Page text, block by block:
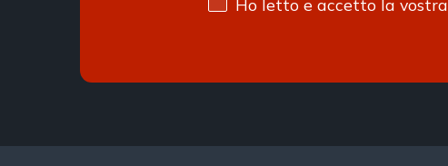
Ho letto e accetto la vostra